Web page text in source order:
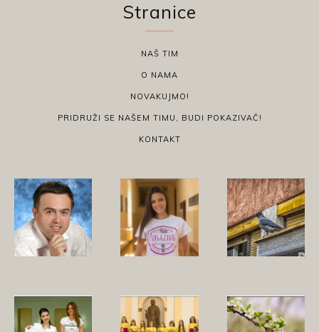
Stranice
NAŠ TIM
O NAMA
NOVAKUJMO!
PRIDRUŽI SE NAŠEM TIMU, BUDI POKAZIVAČ!
KONTAKT